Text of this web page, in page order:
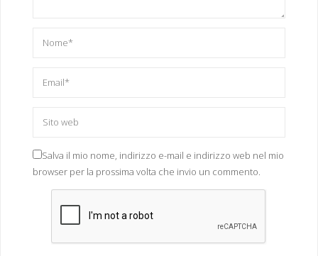
Salva il mio nome, indirizzo e-mail e indirizzo web nel mio
browser per la prossima volta che invio un commento.